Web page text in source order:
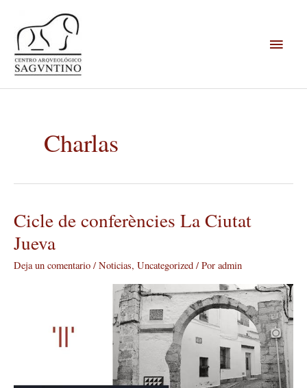
contenido
Charlas
Cicle de conferències La Ciutat
Jueva
Deja un comentario / Noticias, Uncategorized / Por admin
Cicle
conferències
La